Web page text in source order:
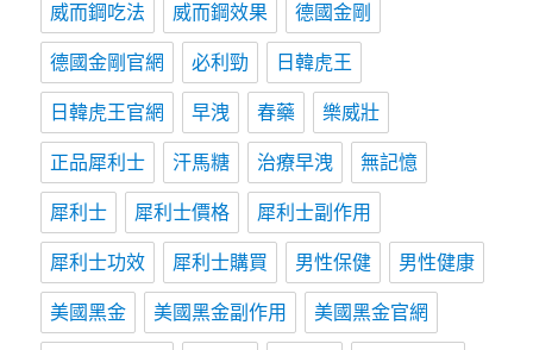
威而鋼吃法 威而鋼效果 德國金剛
德國金剛官網 必利勁 日韓虎王
日韓虎王官網 早洩 春藥 樂威壯
正品犀利士 汗馬糖 治療早洩 無記憶
犀利士 犀利士價格 犀利士副作用
犀利士功效 犀利士購買 男性保健 男性健康
美國黑金 美國黑金副作用 美國黑金官網